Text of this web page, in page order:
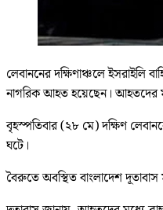
লেবাননের দক্ষিণাঞ্চলে ইসরাইলি
নাগরিক আহত হয়েছেন। আহতদের
বৃহস্পতিবার (২৮ মে) দক্ষিণ
ঘটে।
বৈরুতে অবস্থিত বাংলাদেশ